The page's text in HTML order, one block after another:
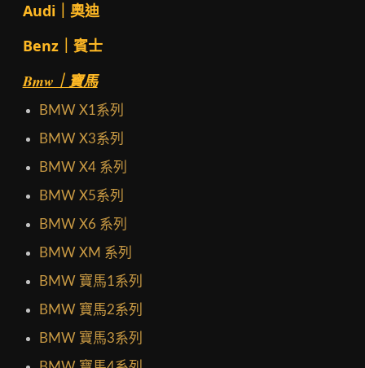
Audi｜奧迪
Benz｜賓士
Bmw｜寶馬
BMW X1系列
BMW X3系列
BMW X4 系列
BMW X5系列
BMW X6 系列
BMW XM 系列
BMW 寶馬1系列
BMW 寶馬2系列
BMW 寶馬3系列